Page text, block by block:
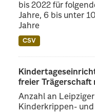
bis 2022 für
Jahre, 6 bis unter
Jahre
CSV
freier Trägerschaft
Anzahl an
Kinderkrippen-